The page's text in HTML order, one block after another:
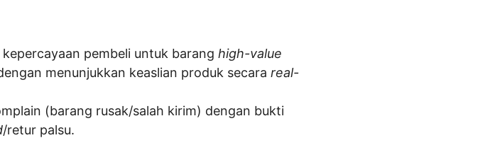
pembeli untuk barang high-value
menunjukkan keaslian produk secara real-
(barang rusak/salah kirim) dengan bukti
/retur palsu.